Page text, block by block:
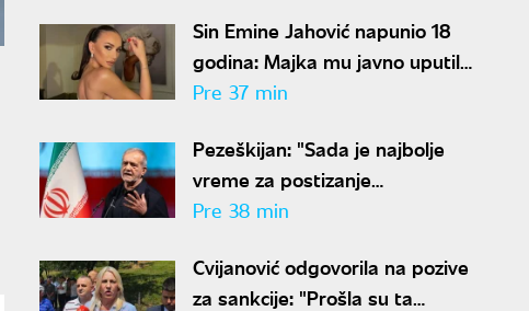
Sin Emine Jahović napunio 18
godina: Majka mu javno uputila
čestitku o kojoj se priča
Pre 37 min
Pezeškijan: "Sada je najbolje
vreme za postizanje
sporazuma"
Pre 38 min
Cvijanović odgovorila na pozive
za sankcije: "Prošla su ta